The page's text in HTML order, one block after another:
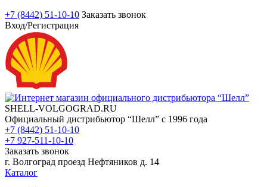
+7 (8442) 51-10-10 Заказать звонок
Вход/Регистрация
SHELL-VOLGOGRAD.RU
Официальный дистрибьютор “Шелл” с 1996 года
+7 (8442) 51-10-10
+7 927-511-10-10
Заказать звонок
г. Волгоград проезд Нефтяников д. 14
Каталог